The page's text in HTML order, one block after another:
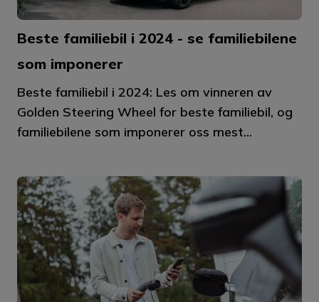
Beste familiebil i 2024 - se familiebilene
som imponerer
Beste familiebil i 2024: Les om vinneren av
Golden Steering Wheel for beste familiebil, og
familiebilene som imponerer oss mest...